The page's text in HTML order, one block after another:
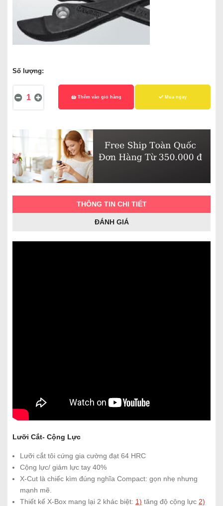
Số lượng:
Thêm vào giỏ hàng Mua ngay
THÔNG TIN CHI TIẾT
ĐÁNH GIÁ
Lưỡi Cắt- Cộng Lực
Lưỡi cắt tôi cứng gia cường đạt 64 HRC
Cộng lực/ giảm lực tay 40%
X-Cut là chiếc kìm đúng nghĩa Compact: gọn nhẹ nhưng
mạnh mẽ.
Thiết kế X-Box mang lại 2 khác biệt: 1) tăng độ cộng lực 2)